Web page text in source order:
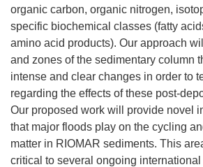
organic carbon, organic nitrogen,
specific biochemical classes (fatty
amino acid products). Our approach
and zones of the sedimentary column
intense and clear changes in order to
regarding the effects of these post-
Our proposed work will provide novel
that major floods play on the cycling
matter in RIOMAR sediments. This
critical to several ongoing international